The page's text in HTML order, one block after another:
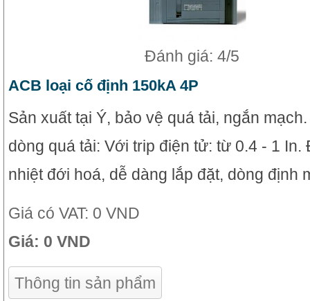
Đánh giá: 4/5
ACB loại cố định 150kA 4P
Sản xuất tại Ý, bảo vệ quá tải, ngắn
dòng quá tải: Với trip điện tử: từ 0.4 - 1
nhiệt đới hoá, dễ dàng lắp đặt, dòng định
Giá có VAT: 0 VND
Giá: 0 VND
Thông tin sản phẩm